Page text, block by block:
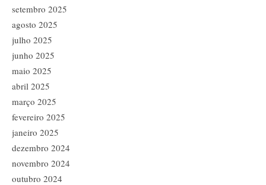
setembro 2025
agosto 2025
julho 2025
junho 2025
maio 2025
abril 2025
março 2025
fevereiro 2025
janeiro 2025
dezembro 2024
novembro 2024
outubro 2024